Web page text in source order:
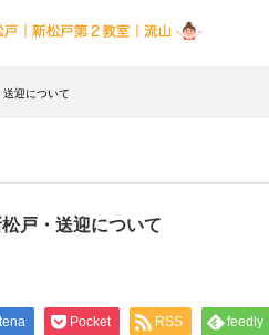
送迎について
戸・送迎について
Pocket RSS feedly